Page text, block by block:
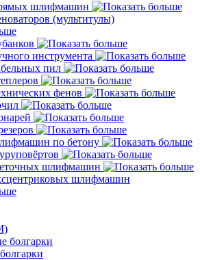
шлифмашин
(мультитулы)
инструмента
пил
фенов
по бетону
шлифмашин
шлифмашин
болгарки